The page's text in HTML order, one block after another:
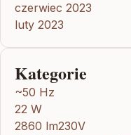
czerwiec 2023
luty 2023
Kategorie
~50 Hz
22 W
2860 lm230V